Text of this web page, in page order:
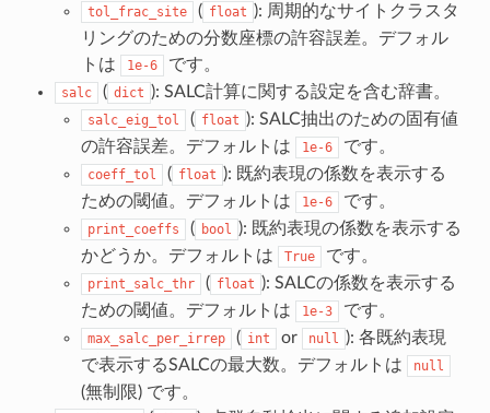
tol_frac_site ( float ): 周期的なサイトクラスタ
リングのための分数座標の許容誤差。デフォル
トは
1e-6 です。
salc ( dict ): SALC計算に関する設定を含む辞書。
salc_eig_tol ( float ): SALC抽出のための固有値
の許容誤差。デフォルトは
1e-6 です。
coeff_tol ( float ): 既約表現の係数を表示する
ための閾値。デフォルトは
1e-6 です。
print_coeffs ( bool ): 既約表現の係数を表示する
かどうか。デフォルトは
True です。
print_salc_thr ( float ): SALCの係数を表示する
ための閾値。デフォルトは
1e-3 です。
max_salc_per_irrep ( int or null ): 各既約表現
で表示するSALCの最大数。デフォルトは
null
(無制限) です。